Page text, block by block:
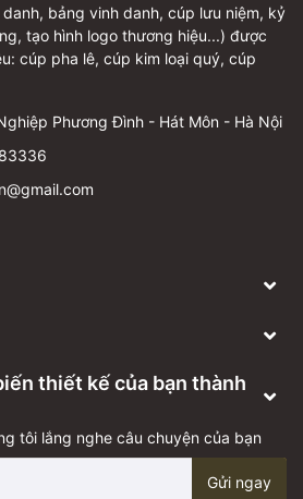
bảng vinh danh, cúp lưu niệm, kỷ
tạo hình logo thương hiệu...) được
cúp pha lê, cúp kim loại quý, cúp
Phương Đình - Hát Môn - Hà Nội
thiết kế của bạn thành
tôi lắng nghe câu chuyện của bạn
Gửi ngay